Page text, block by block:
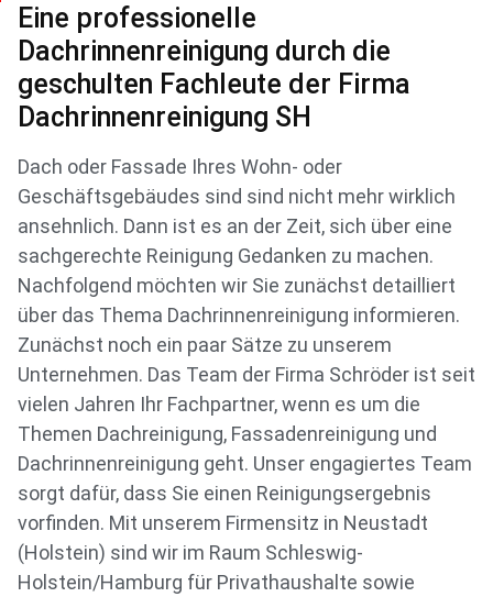
Eine professionelle
Dachrinnenreinigung durch die
geschulten Fachleute der Firma
Dachrinnenreinigung SH
Dach oder Fassade Ihres Wohn- oder
Geschäftsgebäudes sind sind nicht mehr wirklich
ansehnlich. Dann ist es an der Zeit, sich über eine
sachgerechte Reinigung Gedanken zu machen.
Nachfolgend möchten wir Sie zunächst detailliert
über das Thema Dachrinnenreinigung informieren.
Zunächst noch ein paar Sätze zu unserem
Unternehmen. Das Team der Firma Schröder ist seit
vielen Jahren Ihr Fachpartner, wenn es um die
Themen Dachreinigung, Fassadenreinigung und
Dachrinnenreinigung geht. Unser engagiertes Team
sorgt dafür, dass Sie einen Reinigungsergebnis
vorfinden. Mit unserem Firmensitz in Neustadt
(Holstein) sind wir im Raum Schleswig-
Holstein/Hamburg für Privathaushalte sowie